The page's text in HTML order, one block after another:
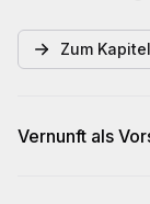
Zum
Vernunft als